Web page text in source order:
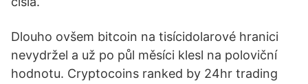
Dlouho ovšem bitcoin na tisícidolarové hranici
nevydržel a už po půl měsíci klesl na poloviční
hodnotu. Cryptocoins ranked by 24hr trading